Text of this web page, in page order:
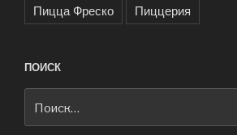
Пицца Фреско
Пиццерия
ПОИСК